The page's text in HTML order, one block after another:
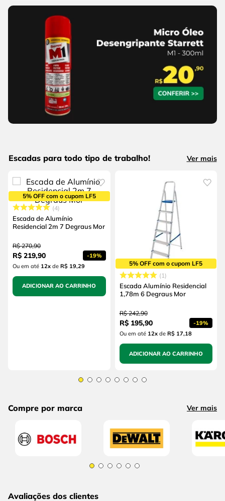
Escadas para todo tipo de trabalho! Ver mais
5% OFF com o cupom LF5
4
Escada de Alumínio
Residencial 2m 7 Degraus Mor
R$ 270,90
R$ 219,90 -19%
Ou em até 12x de R$ 19,29
ADICIONAR AO CARRINHO
5% OFF com o cupom LF5
1
Escada Alumínio Residencial
1,78m 6 Degraus Mor
R$ 242,90
R$ 195,90 -19%
Ou em até 12xde R$ 17,18
ADICIONAR AO CARRINHO
Compre por marca Ver mais
Avaliações dos clientes